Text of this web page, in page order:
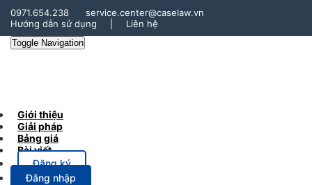
0971.654.238
service.center@caselaw.vn
Hướng dẫn sử dụng
Liên hệ
Toggle Navigation
Giới thiệu
Giải pháp
Bảng giá
Bài viết
Đăng ký
Đăng nhập